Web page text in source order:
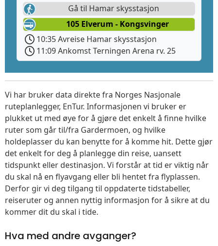
Gå til Hamar skysstasjon
105 Elverum - Kongsvinger
10:35 Avreise Hamar skysstasjon
11:09 Ankomst Terningen Arena rv. 25
Vi har bruker data direkte fra Norges Nasjonale
ruteplanlegger, EnTur. Informasjonen vi bruker er
plukket ut med øye for å gjøre det enkelt å finne hvilke
ruter som går til/fra Gardermoen, og hvilke
holdeplasser du kan benytte for å komme hit. Dette gjør
det enkelt for deg å planlegge din reise, uansett
tidspunkt eller destinasjon. Vi forstår at tid er viktig når
du skal nå en flyavgang eller bli hentet fra flyplassen.
Derfor gir vi deg tilgang til oppdaterte tidstabeller,
reiseruter og annen nyttig informasjon for å sikre at du
kommer dit du skal i tide.
Hva med andre avganger?